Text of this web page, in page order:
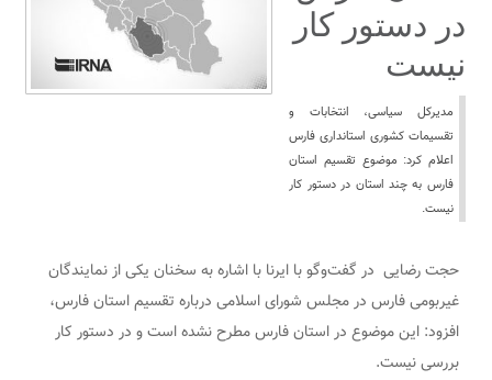
در دستور کار
نیست
مدیرکل سیاسی، انتخابات و
تقسیمات کشوری استانداری فارس
اعلام کرد: موضوع تقسیم استان
فارس به چند استان در دستور کار
نیست.
حجت رضایی در گفت‌وگو با ایرنا با اشاره به سخنان یکی از نمایندگان
غیربومی فارس در مجلس شورای اسلامی درباره تقسیم استان فارس،
افزود: این موضوع در استان فارس مطرح نشده است و در دستور کار
بررسی نیست.